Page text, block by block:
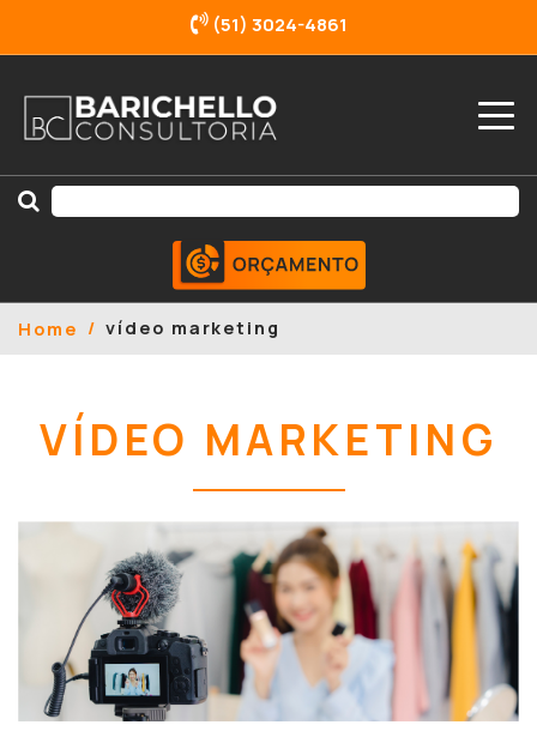
(51) 3024-4861
Home vídeo marketing
VÍDEO MARKETING